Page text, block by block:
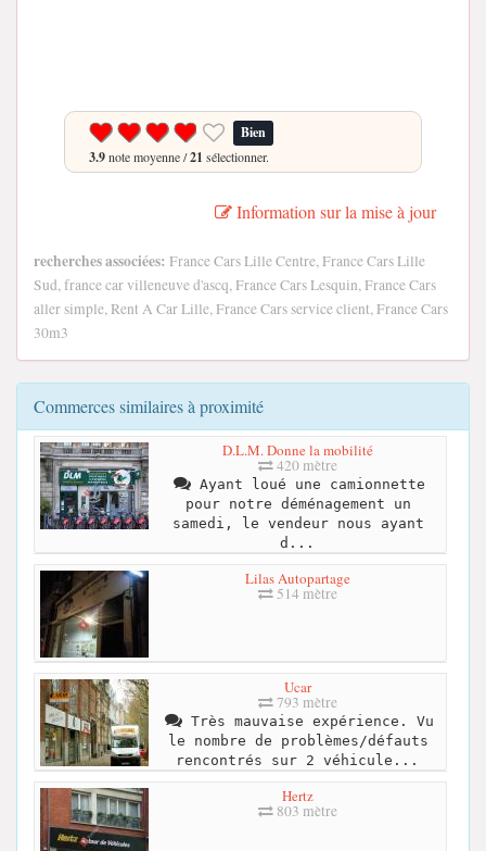
Bien
3.9note moyenne /21 sélectionner.
Information sur la mise à jour
recherches associées: France Cars Lille Centre, France Cars Lille
Sud, france car villeneuve d'ascq, France Cars Lesquin, France Cars
aller simple, Rent A Car Lille, France Cars service client, France Cars
30m3
Commerces similaires à proximité
D.L.M. Donne la mobilité
420 mètre
Ayant loué une camionnette
pour notre déménagement un
samedi, le vendeur nous ayant
d...
Lilas Autopartage
514 mètre
Ucar
793 mètre
Très mauvaise expérience. Vu
le nombre de problèmes/défauts
rencontrés sur 2 véhicule...
Hertz
803 mètre